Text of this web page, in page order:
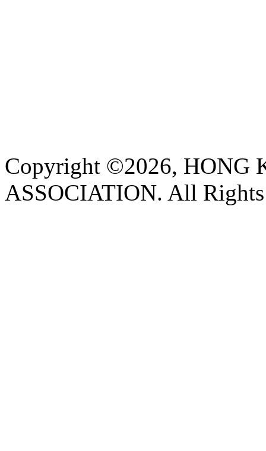
Copyright ©2026, HONG
ASSOCIATION. All Rights